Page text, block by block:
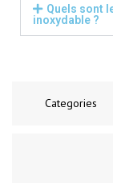
Quels sont
inoxydable ?
Categories